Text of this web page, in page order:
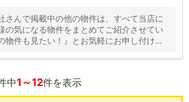
さんで掲載中の他の物件は、すべて当店に
の気になる物件をまとめてご紹介させてい
物件も見たい！』とお気軽にお申し付けく
中1～12件を表示